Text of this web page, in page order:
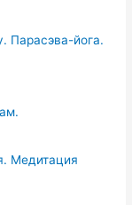
Парасэва-йога.
Медитация